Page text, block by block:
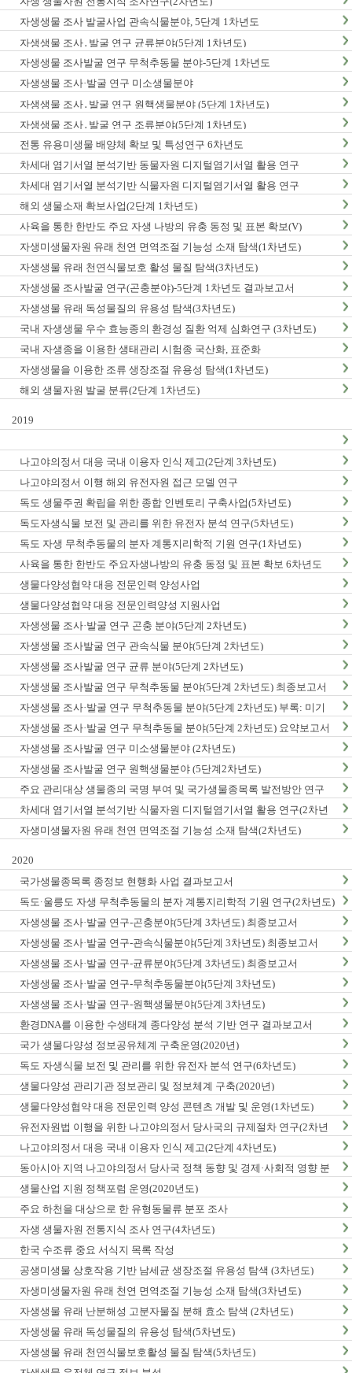
자생생물 조사 발굴사업 관속식물분야, 5단계 1차년도
자생생물 조사․발굴 연구 균류분야(5단계 1차년도)
자생생물 조사발굴 연구 무척추동물 분야-5단계 1차년도
자생생물 조사·발굴 연구 미소생물분야
자생생물 조사․발굴 연구 원핵생물분야 (5단계 1차년도)
자생생물 조사․발굴 연구 조류분야(5단계 1차년도)
전통 유용미생물 배양체 확보 및 특성연구 6차년도
차세대 염기서열 분석기반 동물자원 디지털염기서열 활용 연구
차세대 염기서열 분석기반 식물자원 디지털염기서열 활용 연구
해외 생물소재 확보사업(2단계 1차년도)
사육을 통한 한반도 주요 자생 나방의 유충 동정 및 표본 확보(V)
자생미생물자원 유래 천연 면역조절 기능성 소재 탐색(1차년도)
자생생물 유래 천연식물보호 활성 물질 탐색(3차년도)
자생생물 조사발굴 연구(곤충분야)-5단계 1차년도 결과보고서
자생생물 유래 독성물질의 유용성 탐색(3차년도)
국내 자생생물 우수 효능종의 환경성 질환 억제 심화연구 (3차년도)
국내 자생종을 이용한 생태관리 시험종 국산화, 표준화
자생생물을 이용한 조류 생장조절 유용성 탐색(1차년도)
해외 생물자원 발굴 분류(2단계 1차년도)
2019
나고야의정서 대응 국내 이용자 인식 제고(2단계 3차년도)
나고야의정서 이행 해외 유전자원 접근 모델 연구
독도 생물주권 확립을 위한 종합 인벤토리 구축사업(5차년도)
독도자생식물 보전 및 관리를 위한 유전자 분석 연구(5차년도)
독도 자생 무척추동물의 분자 계통지리학적 기원 연구(1차년도)
사육을 통한 한반도 주요자생나방의 유충 동정 및 표본 확보 6차년도
생물다양성협약 대응 전문인력 양성사업
생물다양성협약 대응 전문인력양성 지원사업
자생생물 조사·발굴 연구 곤충 분야(5단계 2차년도)
자생생물 조사발굴 연구 관속식물 분야(5단계 2차년도)
자생생물 조사발굴 연구 균류 분야(5단계 2차년도)
자생생물 조사발굴 연구 무척추동물 분야(5단계 2차년도) 최종보고서
자생생물 조사·발굴 연구 무척추동물 분야(5단계 2차년도) 부록: 미기
록/신종 발굴표
자생생물 조사·발굴 연구 무척추동물 분야(5단계 2차년도) 요약보고서
자생생물 조사발굴 연구 미소생물분야 (2차년도)
자생생물 조사발굴 연구 원핵생물분야 (5단계2차년도)
주요 관리대상 생물종의 국명 부여 및 국가생물종목록 발전방안 연구
차세대 염기서열 분석기반 식물자원 디지털염기서열 활용 연구(2차년
도)
자생미생물자원 유래 천연 면역조절 기능성 소재 탐색(2차년도)
2020
국가생물종목록 종정보 현행화 사업 결과보고서
독도·울릉도 자생 무척추동물의 분자 계통지리학적 기원 연구(2차년도)
자생생물 조사·발굴 연구-곤충분야(5단계 3차년도) 최종보고서
자생생물 조사·발굴 연구-관속식물분야(5단계 3차년도) 최종보고서
자생생물 조사·발굴 연구-균류분야(5단계 3차년도) 최종보고서
자생생물 조사·발굴 연구-무척추동물분야(5단계 3차년도)
자생생물 조사·발굴 연구-원핵생물분야(5단계 3차년도)
환경DNA를 이용한 수생태계 종다양성 분석 기반 연구 결과보고서
국가 생물다양성 정보공유체계 구축운영(2020년)
독도 자생식물 보전 및 관리를 위한 유전자 분석 연구(6차년도)
생물다양성 관리기관 정보관리 및 정보체계 구축(2020년)
생물다양성협약 대응 전문인력 양성 콘텐츠 개발 및 운영(1차년도)
유전자원법 이행을 위한 나고야의정서 당사국의 규제절차 연구(2차년
도)
나고야의정서 대응 국내 이용자 인식 제고(2단계 4차년도)
동아시아 지역 나고야의정서 당사국 정책 동향 및 경제·사회적 영향 분
석 최종보고서
생물산업 지원 정책포럼 운영(2020년도)
주요 하천을 대상으로 한 유형동물류 분포 조사
자생 생물자원 전통지식 조사 연구(4차년도)
한국 수조류 중요 서식지 목록 작성
공생미생물 상호작용 기반 남세균 생장조절 유용성 탐색 (3차년도)
자생미생물자원 유래 천연 면역조절 기능성 소재 탐색(3차년도)
자생생물 유래 난분해성 고분자물질 분해 효소 탐색 (2차년도)
자생생물 유래 독성물질의 유용성 탐색(5차년도)
자생생물 유래 천연식물보호활성 물질 탐색(5차년도)